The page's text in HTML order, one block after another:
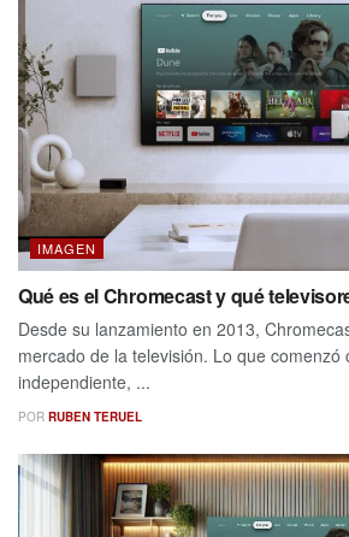
IMAGEN
Qué es el Chromecast y qué
Desde su lanzamiento en 2013,
mercado de la televisión. Lo que comenzó
independiente, ...
POR RUBEN TERUEL